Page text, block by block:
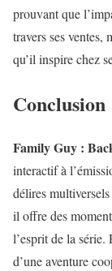
prouvant que
travers ses ventes,
qu’il inspire chez
Conclusion
Family Guy :
interactif à
délires
il offre des
l’esprit de la
d’une aventure